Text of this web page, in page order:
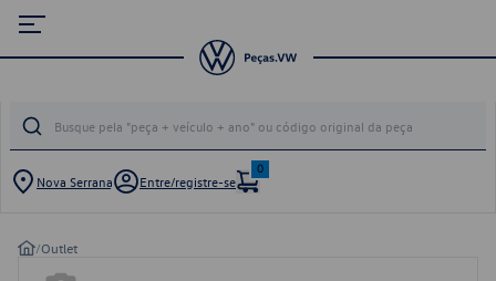
Nova Serrana Entre/registre-se
0
/Outlet